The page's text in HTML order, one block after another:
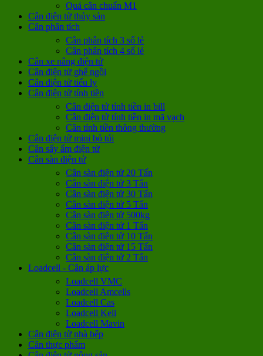
Quả cân chuẩn M1
Cân điện tử thủy sản
Cân phân tích
Cân phân tích 3 số lẻ
Cân phân tích 4 số lẻ
Cân xe nâng điện tử
Cân điện tử ghế ngồi
Cân điện tử tiểu ly
Cân điện tử tính tiền
Cân điện tử tính tiền in bill
Cân điện tử tính tiền in mã vạch
Cân tính tiền thông thường
Cân điện tử mini bỏ túi
Cân sấy ẩm điện tử
Cân sàn điện tử
Cân sàn điện tử 20 Tấn
Cân sàn điện tử 3 Tấn
Cân sàn điện tử 30 Tấn
Cân sàn điện tử 5 Tấn
Cân sàn điện tử 500kg
Cân sàn điện tử 1 Tấn
Cân sàn điện tử 10 Tấn
Cân sàn điện tử 15 Tấn
Cân sàn điện tử 2 Tấn
Loadcell - Cân áp lực
Loadcell VMC
Loadcell Amcells
Loadcell Cas
Loadcell Keli
Loadcell Mavin
Cân điện tử nhà bếp
Cân thực phẩm